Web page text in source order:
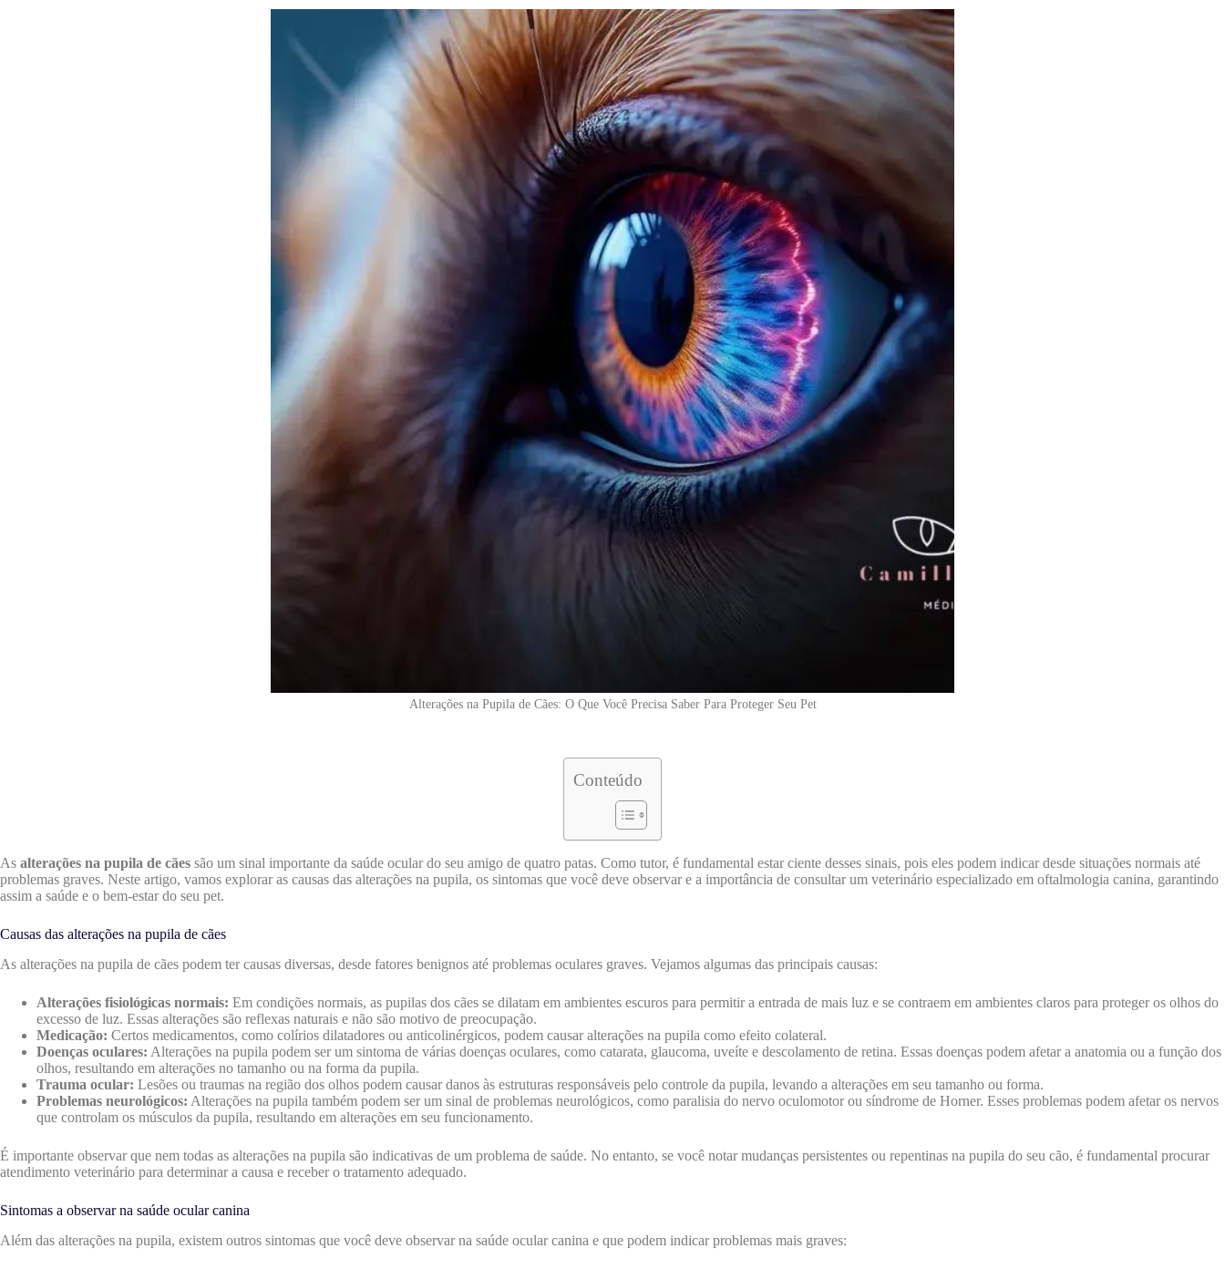
Alterações na Pupila de Cães: O Que Você Precisa Saber Para Proteger Seu Pet
Conteúdo
As alterações na pupila de cães são um sinal importante da saúde ocular do seu amigo de quatro patas. Como tutor, é fundamental estar ciente desses sinais, pois eles podem indicar desde situações normais até
problemas graves. Neste artigo, vamos explorar as causas das alterações na pupila, os sintomas que você deve observar e a importância de consultar um veterinário especializado em oftalmologia canina, garantindo
assim a saúde e o bem-estar do seu pet.
Causas das alterações na pupila de cães
As alterações na pupila de cães podem ter causas diversas, desde fatores benignos até problemas oculares graves. Vejamos algumas das principais causas:
Alterações fisiológicas normais: Em condições normais, as pupilas dos cães se dilatam em ambientes escuros para permitir a entrada de mais luz e se contraem em ambientes claros para proteger os olhos do
excesso de luz. Essas alterações são reflexas naturais e não são motivo de preocupação.
Medicação: Certos medicamentos, como colírios dilatadores ou anticolinérgicos, podem causar alterações na pupila como efeito colateral.
Doenças oculares: Alterações na pupila podem ser um sintoma de várias doenças oculares, como catarata, glaucoma, uveíte e descolamento de retina. Essas doenças podem afetar a anatomia ou a função dos
olhos, resultando em alterações no tamanho ou na forma da pupila.
Trauma ocular: Lesões ou traumas na região dos olhos podem causar danos às estruturas responsáveis pelo controle da pupila, levando a alterações em seu tamanho ou forma.
Problemas neurológicos: Alterações na pupila também podem ser um sinal de problemas neurológicos, como paralisia do nervo oculomotor ou síndrome de Horner. Esses problemas podem afetar os nervos
que controlam os músculos da pupila, resultando em alterações em seu funcionamento.
É importante observar que nem todas as alterações na pupila são indicativas de um problema de saúde. No entanto, se você notar mudanças persistentes ou repentinas na pupila do seu cão, é fundamental procurar
atendimento veterinário para determinar a causa e receber o tratamento adequado.
Sintomas a observar na saúde ocular canina
Além das alterações na pupila, existem outros sintomas que você deve observar na saúde ocular canina e que podem indicar problemas mais graves: